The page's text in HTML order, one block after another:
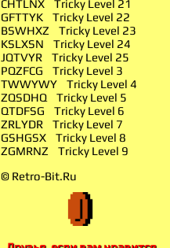
CHTLNX Tricky Level 21
GFTTYK Tricky Level 22
BSWHXZ Tricky Level 23
KSLXSN Tricky Level 24
JQTVYR Tricky Level 25
PQZFCG Tricky Level 3
TWWYWY Tricky Level 4
ZQSDHQ Tricky Level 5
QTDFSG Tricky Level 6
ZRLYDR Tricky Level 7
GSHGSX Tricky Level 8
ZGMRNZ Tricky Level 9
© Retro-Bit.Ru